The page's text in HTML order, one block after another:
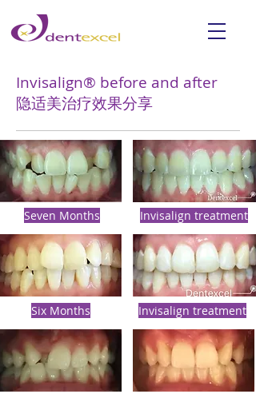
Invisalign® before and after
隐适美治疗效果分享
Seven Months
Six Months
Invisalign treatment
Invisalign treatment